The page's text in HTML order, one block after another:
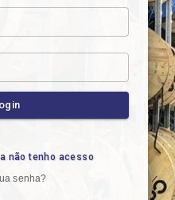
não tenho acesso
senha?